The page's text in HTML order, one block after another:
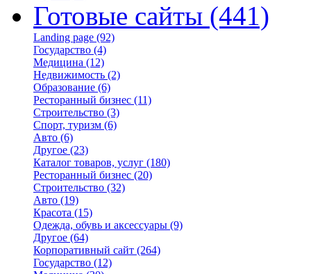
Готовые сайты (441)
Landing page (92)
Государство (4)
Медицина (12)
Недвижимость (2)
Образование (6)
Ресторанный бизнес (11)
Строительство (3)
Спорт, туризм (6)
Авто (6)
Другое (23)
Каталог товаров, услуг (180)
Ресторанный бизнес (20)
Строительство (32)
Авто (19)
Красота (15)
Одежда, обувь и аксессуары (9)
Другое (64)
Корпоративный сайт (264)
Государство (12)